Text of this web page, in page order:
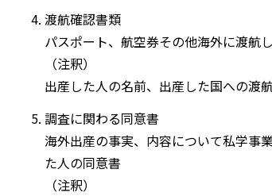
渡航確認書類
パスポート、航空券その他海外に渡航
（注釈）
出産した人の名前、出産した国への渡
調査に関わる同意書
海外出産の事実、内容について私学事
た人の同意書
（注釈）